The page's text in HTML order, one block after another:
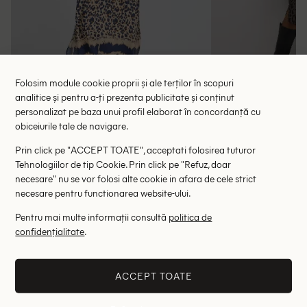
Rochie medie Pulz Jeans, animal print
118.00 lei
RRP: 359.00 lei
XXL
Rochie medie
Altii au fost interesati de
Folosim module cookie proprii și ale terților în scopuri
analitice și pentru a-ți prezenta publicitate și conținut
personalizat pe baza unui profil elaborat în concordanță cu
obiceiurile tale de navigare.
Prin click pe "ACCEPT TOATE", acceptati folosirea tuturor
Tehnologiilor de tip Cookie. Prin click pe "Refuz, doar
necesare" nu se vor folosi alte cookie in afara de cele strict
necesare pentru functionarea website-ului.
Pentru mai multe informații consultă politica de
confidențialitate.
ACCEPT TOATE